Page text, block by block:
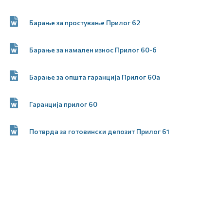
Барање за простување Прилог 62
Барање за намален износ Прилог 60-б
Барање за општа гаранција Прилог 60а
Гаранција прилог 60
Потврда за готовински депозит Прилог 61